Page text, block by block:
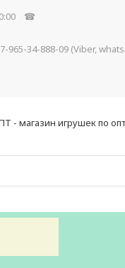
☎
965-34-888-09 (Viber,